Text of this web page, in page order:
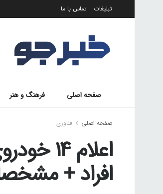
تبلیغات تماس با ما
صفحه اصلی فرهنگ و هنر
صفحه اصلی فناوری
اعلام
افراد +